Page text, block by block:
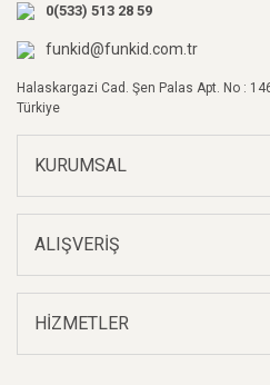
Ürün fiyatı diğer sitelerden
Bu ürüne benzer farklı
0(533) 513 28 59
funkid@funkid.com.tr
Halaskargazi Cad. Şen Palas Apt. No :
Türkiye
KURUMSAL
ALIŞVERİŞ
HİZMETLER